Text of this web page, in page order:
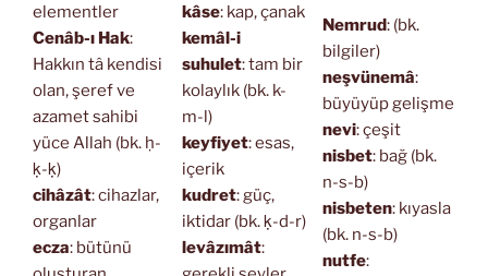
elementler
Cenâb-ı Hak:
Hakkın tâ kendisi
olan, şeref ve
azamet sahibi
yüce Allah (bk. ḥ-
ḳ-ḳ)
cihâzât: cihazlar,
organlar
ecza: bütünü
kâse: kap, çanak
kemâl-i
suhulet: tam bir
kolaylık (bk. k-
m-l)
keyfiyet: esas,
içerik
kudret: güç,
iktidar (bk. ḳ-d-r)
levâzımât:
Nemrud: (bk.
bilgiler)
neşvünemâ:
büyüyüp gelişme
nevi: çeşit
nisbet: bağ (bk.
n-s-b)
nisbeten: kıyasla
(bk. n-s-b)
nutfe: